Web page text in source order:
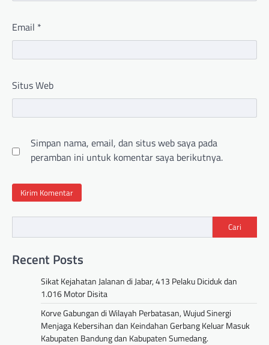
Email *
Situs Web
Simpan nama, email, dan situs web saya pada
peramban ini untuk komentar saya berikutnya.
Cari
Recent Posts
Sikat Kejahatan Jalanan di Jabar, 413 Pelaku Diciduk dan
1.016 Motor Disita
Korve Gabungan di Wilayah Perbatasan, Wujud Sinergi
Menjaga Kebersihan dan Keindahan Gerbang Keluar Masuk
Kabupaten Bandung dan Kabupaten Sumedang.